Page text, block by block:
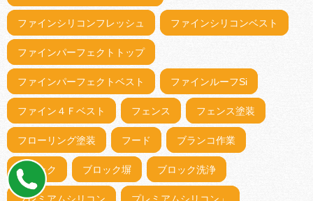
ファインシリコンフレッシュ ファインシリコンベスト
ファインパーフェクトトップ
ファインパーフェクトベスト ファインルーフSi
ファイン４Ｆベスト フェンス フェンス塗装
フローリング塗装 フード ブランコ作業
ブロック ブロック塀 ブロック洗浄
プレミアムシリコン プレミアムシリコン」